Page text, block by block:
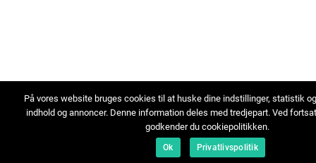
På vores website bruges cookies til at huske dine indstillinger, statistik
indhold og annoncer. Denne information deles med tredjepart. Ved
godkender du cookiepolitikken.
Ok Privatlivspolitik